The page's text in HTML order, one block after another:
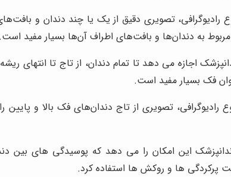
رادیوگرافی، تصویری دقیق از یک یا چند دندان و
به دندان‌ها و بافت‌های اطراف آن‌ها بسیار مفید است.
اجازه می دهد تا تمام دندان، از تاج تا انتهای
فک بسیار مفید است.
رادیوگرافی، تصویری از تاج دندان‌های فک بالا و
این امکان را می دهد که پوسیدگی های
پرکردگی ها و روکش ها استفاده کرد.